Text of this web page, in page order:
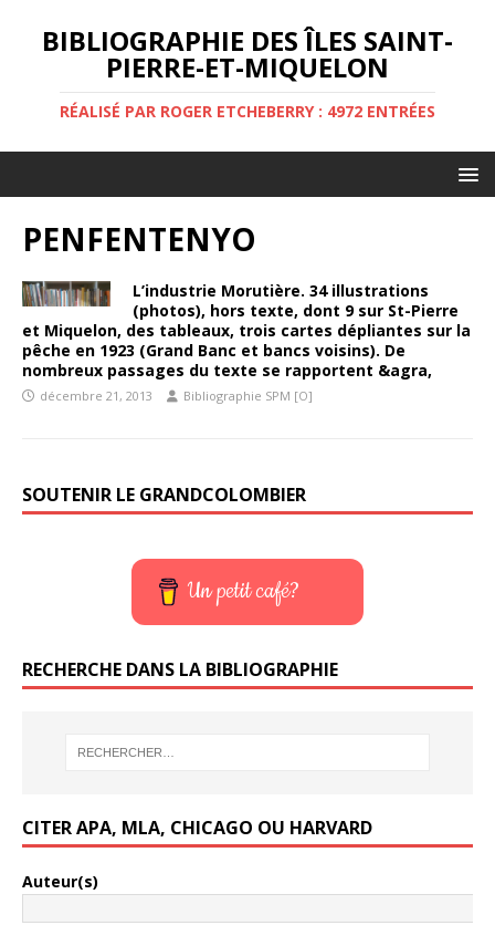
BIBLIOGRAPHIE DES ÎLES SAINT-
PIERRE-ET-MIQUELON
RÉALISÉ PAR ROGER ETCHEBERRY : 4972 ENTRÉES
PENFENTENYO
L’industrie Morutière. 34 illustrations
(photos), hors texte, dont 9 sur St-Pierre
et Miquelon, des tableaux, trois cartes dépliantes sur la
pêche en 1923 (Grand Banc et bancs voisins). De
nombreux passages du texte se rapportent &agra,
décembre 21, 2013 Bibliographie SPM [O]
SOUTENIR LE GRANDCOLOMBIER
Un petit café?
RECHERCHE DANS LA BIBLIOGRAPHIE
CITER APA, MLA, CHICAGO OU HARVARD
Auteur(s)